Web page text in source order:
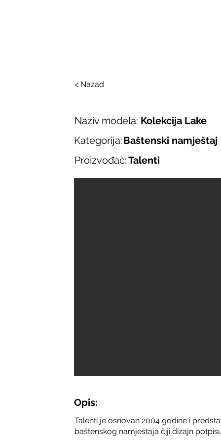
< Nazad
Naziv modela: Kolekcija Lake
Kategorija:Baštenski namještaj
Proizvođač:Talenti
Opis:
Talenti je osnovan 2004 godine i
baštenskog namještaja čiji dizajn